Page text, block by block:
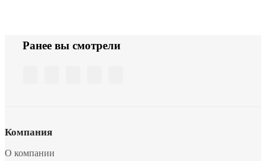
Ранее вы смотрели
Компания
О компании